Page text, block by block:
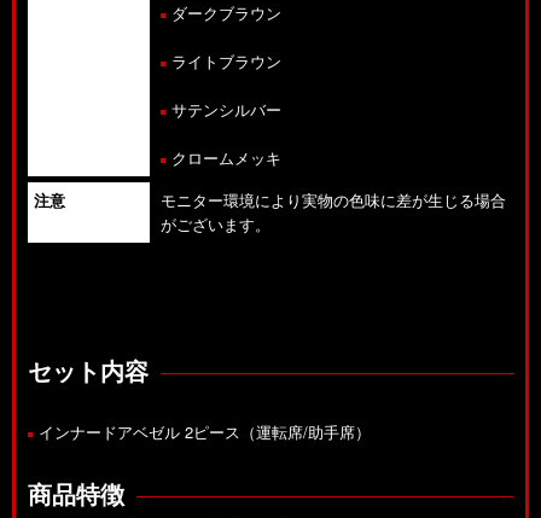
ダークブラウン
ライトブラウン
サテンシルバー
クロームメッキ
注意
モニター環境により実物の色味に差が生じる場合
がございます。
セット内容
インナードアベゼル 2ピース（運転席/助手席）
商品特徴